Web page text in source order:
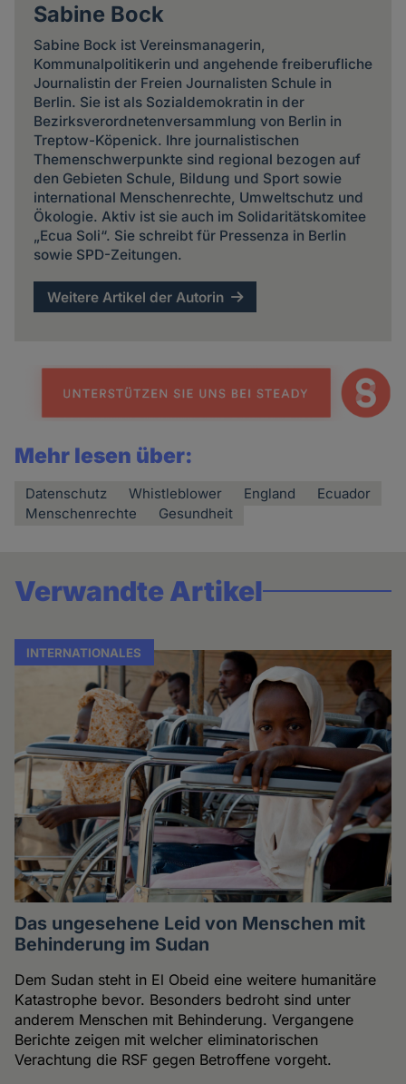
Sabine Bock
Sabine Bock ist Vereinsmanagerin,
Kommunalpolitikerin und angehende freiberufliche
Journalistin der Freien Journalisten Schule in
Berlin. Sie ist als Sozialdemokratin in der
Bezirksverordnetenversammlung von Berlin in
Treptow-Köpenick. Ihre journalistischen
Themenschwerpunkte sind regional bezogen auf
den Gebieten Schule, Bildung und Sport sowie
international Menschenrechte, Umweltschutz und
Ökologie. Aktiv ist sie auch im Solidaritätskomitee
„Ecua Soli“. Sie schreibt für Pressenza in Berlin
sowie SPD-Zeitungen.
Weitere Artikel der Autorin
Mehr lesen über:
Datenschutz Whistleblower England
Ecuador
Menschenrechte
Gesundheit
Verwandte Artikel
INTERNATIONALES
Das ungesehene Leid von Menschen mit
Behinderung im Sudan
Dem Sudan steht in El Obeid eine weitere humanitäre
Katastrophe bevor. Besonders bedroht sind unter
anderem Menschen mit Behinderung. Vergangene
Berichte zeigen mit welcher eliminatorischen
Verachtung die RSF gegen Betroffene vorgeht.
Cookies